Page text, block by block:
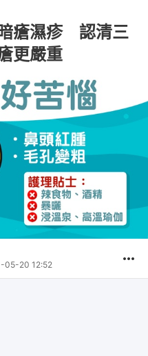
暗瘡濕疹 認清三
更嚴重
05-20 12:52